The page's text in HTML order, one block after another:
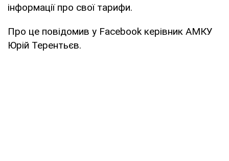
інформації про свої тарифи.
Про це повідомив у Facebook керівник АМКУ
Юрій Терентьєв.